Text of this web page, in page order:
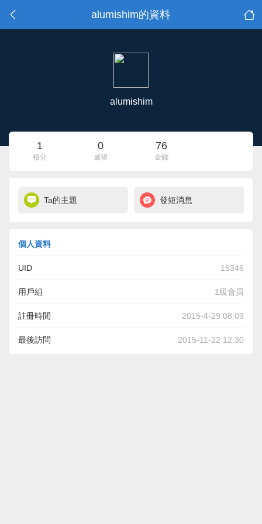
alumishim的資料
alumishim
1
積分
0
威望
76
金錢
Ta的主題 發短消息
個人資料
UID 15346
用戶組 1級會員
註冊時間 2015-4-29 08:09
最後訪問 2015-11-22 12:30